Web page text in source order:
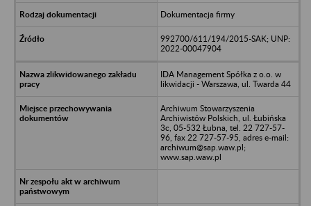
Dokumentacja firmy
992700/611/194/2015-SAK; UNP:
2022-00047904
IDA Management Spółka z o.o. w
likwidacji - Warszawa, ul. Twarda 44
Archiwum Stowarzyszenia
Archiwistów Polskich, ul. Łubińska
3c, 05-532 Łubna, tel. 22 727-57-
96, fax 22 727-57-95, adres e-mail:
archiwum@sap.waw.pl;
www.sap.waw.pl